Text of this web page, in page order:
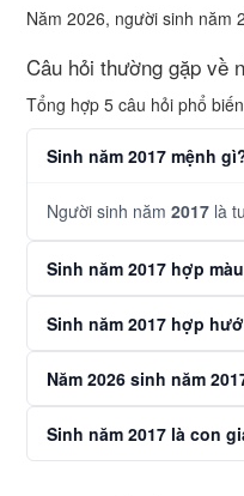
Năm 2026, người sinh năm
Câu hỏi thường gặp về
Tổng hợp 5 câu hỏi phổ
Sinh năm 2017 mệnh
Người sinh năm 2017 là
Sinh năm 2017 hợp
Sinh năm 2017 hợp
Năm 2026 sinh năm
Sinh năm 2017 là con